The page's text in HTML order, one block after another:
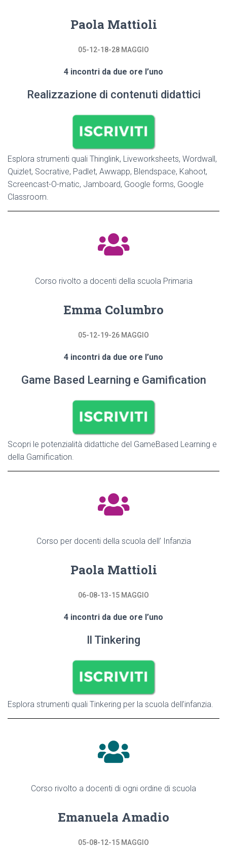
Paola Mattioli
05-12-18-28 MAGGIO
4 incontri da due ore l’uno
Realizzazione di contenuti didattici
Esplora strumenti quali Thinglink, Liveworksheets, Wordwall,
Quizlet, Socrative, Padlet, Awwapp, Blendspace, Kahoot,
Screencast-O-matic, Jamboard, Google forms, Google
Classroom.
Corso rivolto a docenti della scuola Primaria
Emma Columbro
05-12-19-26 MAGGIO
4 incontri da due ore l’uno
Game Based Learning e Gamification
Scopri le potenzialità didattiche del GameBased Learning e
della Gamification.
Corso per docenti della scuola dell’ Infanzia
Paola Mattioli
06-08-13-15 MAGGIO
4 incontri da due ore l’uno
Il Tinkering
Esplora strumenti quali Tinkering per la scuola dell’infanzia.
Corso rivolto a docenti di ogni ordine di scuola
Emanuela Amadio
05-08-12-15 MAGGIO